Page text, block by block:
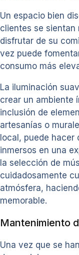
Un espacio bien
clientes se sientan
disfrutar de su
vez puede
consumo más
La iluminación
crear un ambiente
inclusión de
artesanías o
local, puede hacer
inmersos en una
la selección de
cuidadosamente
atmósfera,
memorable.
Mantenimiento
Una vez que se